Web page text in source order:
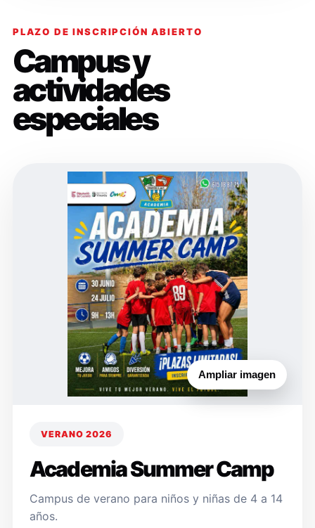
PLAZO DE INSCRIPCIÓN ABIERTO
Campus y
actividades
especiales
Ampliar imagen
VERANO 2026
Academia Summer Camp
Campus de verano para niños y niñas de 4 a 14
años.